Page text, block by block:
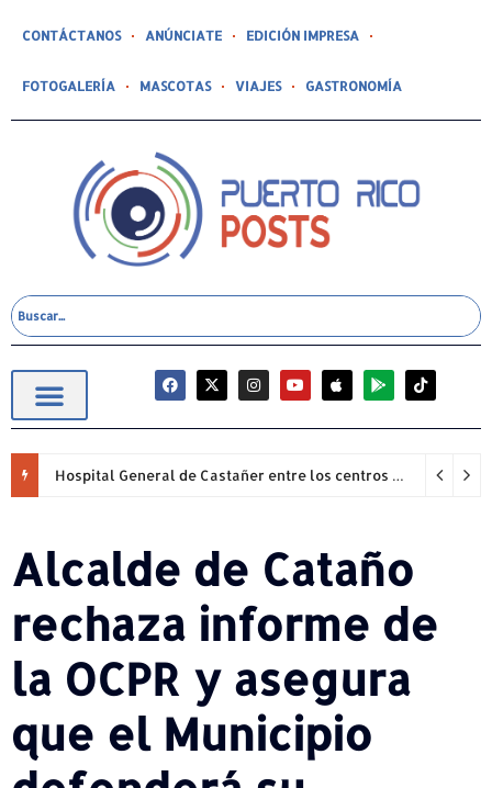
CONTÁCTANOS ANÚNCIATE EDICIÓN IMPRESA
FOTOGALERÍA MASCOTAS VIAJES GASTRONOMÍA
Hospital General de Castañer entre los centros de salud comunitarios con mejor desempeño clínico de Estados Unidos
Alcalde de Cataño
rechaza informe de
la OCPR y asegura
que el Municipio